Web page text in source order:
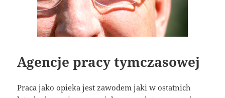
Agencje pracy tymczasowej
Praca jako opieka jest zawodem jaki w ostatnich